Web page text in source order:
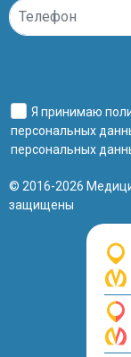
Я принимаю
персональных
персональных
© 2016-2026
защищены